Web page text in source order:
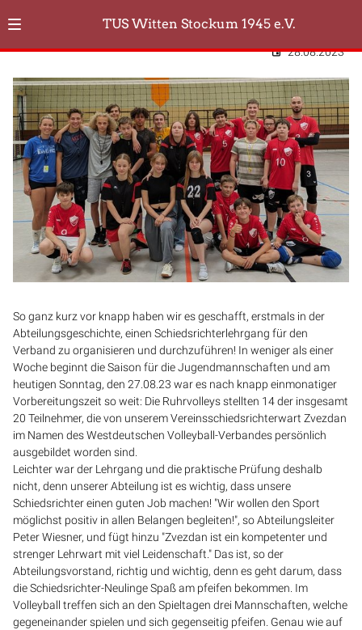
TUS Witten Stockum 1945 e.V.
28.08.2023
So ganz kurz vor knapp haben wir es geschafft, erstmals in der
Abteilungsgeschichte, einen Schiedsrichterlehrgang für den
Verband zu organisieren und durchzuführen! In weniger als einer
Woche beginnt die Saison für die Jugendmannschaften und am
heutigen Sonntag, den 27.08.23 war es nach knapp einmonatiger
Vorbereitungszeit so weit: Die Ruhrvolleys stellten 14 der insgesamt
20 Teilnehmer, die von unserem Vereinsschiedsrichterwart Zvezdan
im Namen des Westdeutschen Volleyball-Verbandes persönlich
ausgebildet worden sind.
Leichter war der Lehrgang und die praktische Prüfung deshalb
nicht, denn unserer Abteilung ist es wichtig, dass unsere
Schiedsrichter einen guten Job machen! "Wir wollen den Sport
möglichst positiv in allen Belangen begleiten!", so Abteilungsleiter
Peter Wiesner, und fügt hinzu "Zvezdan ist ein kompetenter und
strenger Lehrwart mit viel Leidenschaft." Das ist, so der
Abteilungsvorstand, richtig und wichtig, denn es geht darum, dass
die Schiedsrichter-Neulinge Spaß am pfeifen bekommen. Im
Volleyball treffen sich an den Spieltagen drei Mannschaften, welche
gegeneinander spielen und sich gegenseitig pfeifen. Genau wie auf